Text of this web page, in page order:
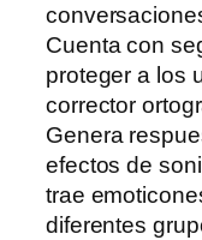
Cuenta con
proteger a los
corrector
Genera
efectos de
trae
diferentes